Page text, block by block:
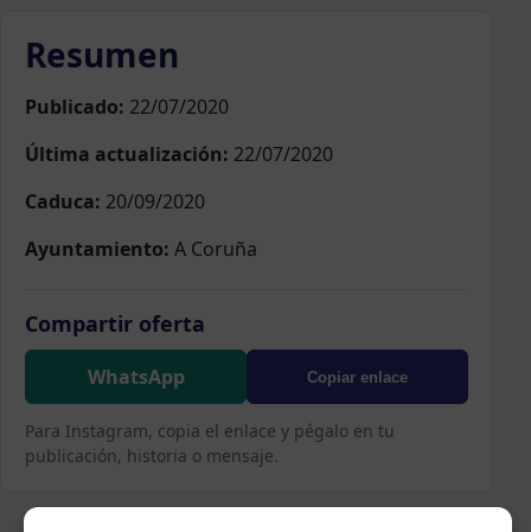
Resumen
Publicado: 22/07/2020
Última actualización: 22/07/2020
Caduca: 20/09/2020
Ayuntamiento: A Coruña
Compartir oferta
WhatsApp Copiar enlace
Para Instagram, copia el enlace y pégalo en tu
publicación, historia o mensaje.